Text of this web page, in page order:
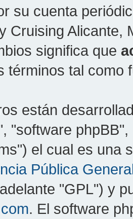
su cuenta
Cruising Alicante,
significa que
términos tal como
están
"software
el cual es una
Pública
"GPL") y
. El software